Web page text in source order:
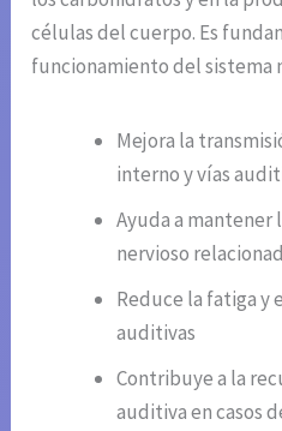
células del cuerpo. Es
funcionamiento del sistema
Mejora la
interno y vías
Ayuda a mantener
nervioso
Reduce la fatiga y
auditivas
Contribuye a la
auditiva en casos